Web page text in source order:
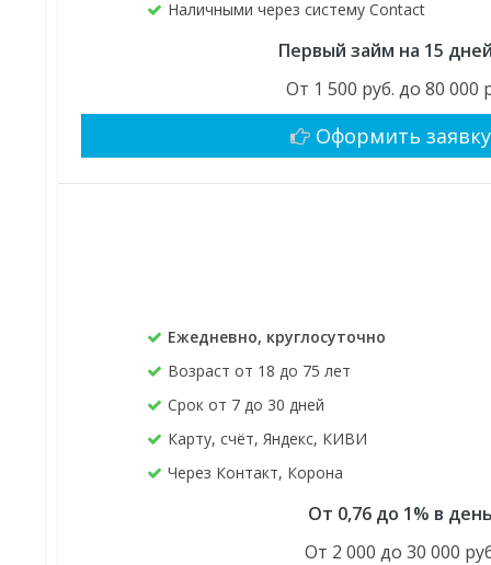
Наличными через систему Contact
Первый займ на 15
От 1 500 руб. до 80 000
Оформить заявку
Ежедневно, круглосуточно
Возраст от 18 до 75 лет
Срок от 7 до 30 дней
Карту, счёт, Яндекс, КИВИ
Через Контакт, Корона
От 0,76 до 1% в
От 2 000 до 30 000